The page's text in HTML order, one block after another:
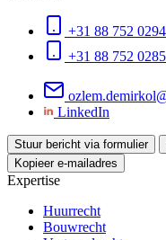
+31 88 752 0294
+31 88 752
LinkedIn
Stuur bericht via formulier
Kopieer e-mailadres
Expertise
Huurrecht
Bouwrecht